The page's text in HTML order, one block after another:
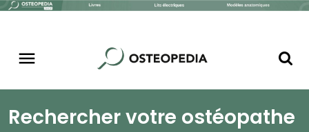
Rechercher votre ostéopathe